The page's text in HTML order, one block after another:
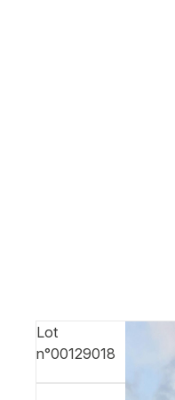
Lot
n°00129018